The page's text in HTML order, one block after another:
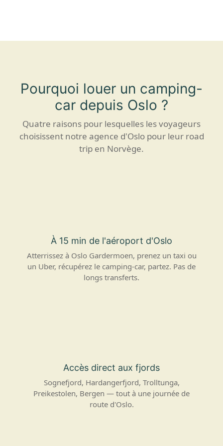
Pourquoi louer un camping-
car depuis Oslo ?
Quatre raisons pour lesquelles les voyageurs
choisissent notre agence d'Oslo pour leur road
trip en Norvège.
À 15 min de l'aéroport d'Oslo
Atterrissez à Oslo Gardermoen, prenez un taxi ou
un Uber, récupérez le camping-car, partez. Pas de
longs transferts.
Accès direct aux fjords
Sognefjord, Hardangerfjord, Trolltunga,
Preikestolen, Bergen — tout à une journée de
route d'Oslo.